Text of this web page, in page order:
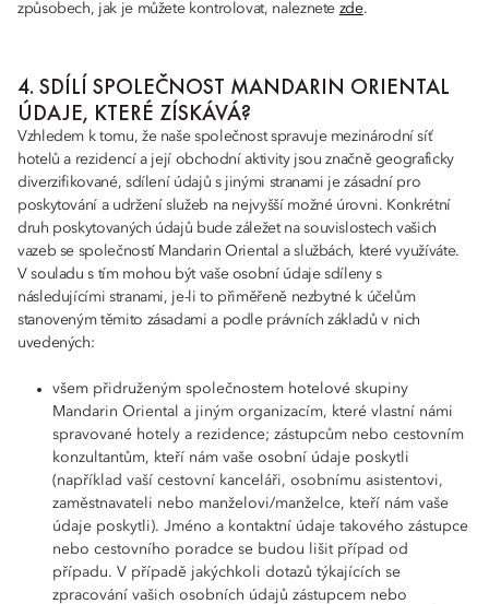
způsobech, jak je můžete kontrolovat, naleznete zde.
4. SDÍLÍ SPOLEČNOST MANDARIN ORIENTAL
ÚDAJE, KTERÉ ZÍSKÁVÁ?
Vzhledem k tomu, že naše společnost spravuje mezinárodní síť
hotelů a rezidencí a její obchodní aktivity jsou značně geograficky
diverzifikované, sdílení údajů s jinými stranami je zásadní pro
poskytování a udržení služeb na nejvyšší možné úrovni. Konkrétní
druh poskytovaných údajů bude záležet na souvislostech vašich
vazeb se společností Mandarin Oriental a službách, které využíváte.
V souladu s tím mohou být vaše osobní údaje sdíleny s
následujícími stranami, je-li to přiměřeně nezbytné k účelům
stanoveným těmito zásadami a podle právních základů v nich
uvedených:
všem přidruženým společnostem hotelové skupiny
Mandarin Oriental a jiným organizacím, které vlastní námi
spravované hotely a rezidence; zástupcům nebo cestovním
konzultantům, kteří nám vaše osobní údaje poskytli
(například vaší cestovní kanceláři, osobnímu asistentovi,
zaměstnavateli nebo manželovi/manželce, kteří nám vaše
údaje poskytli). Jméno a kontaktní údaje takového zástupce
nebo cestovního poradce se budou lišit případ od
případu. V případě jakýchkoli dotazů týkajících se
zpracování vašich osobních údajů zástupcem nebo